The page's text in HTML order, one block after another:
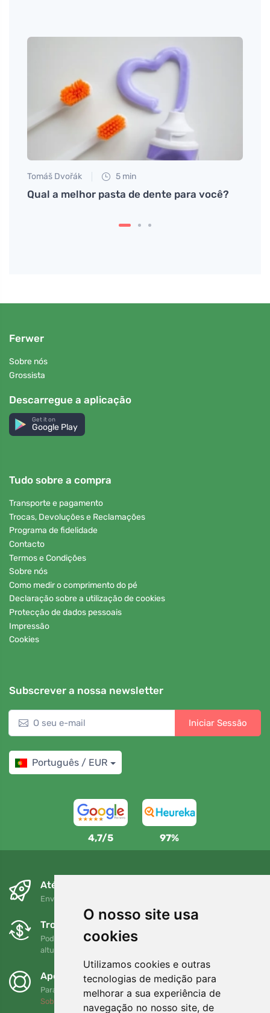
O nosso site usa
cookies
Utilizamos cookies e outras
tecnologias de medição para
melhorar a sua experiência de
navegação no nosso site, de
Tomáš Dvořák 5 min
Qual a melhor pasta de dente para você?
Ferwer
Sobre nós
Grossista
Descarregue a aplicação
Get it on
Google Play
Tudo sobre a compra
Transporte e pagamento
Trocas, Devoluções e Reclamações
Programa de fidelidade
Contacto
Termos e Condições
Sobre nós
Como medir o comprimento do pé
Declaração sobre a utilização de cookies
Protecção de dados pessoais
Impressão
Cookies
Subscrever a nossa newsletter
Iniciar Sessão
Português / EUR
4,7/5 97%
Até ao dia seguinte e sem custos
Envio gratuito para encomendas superiores a 80 EUR
Trocas e devoluções gratuitas
Pode devolver ou trocar a sua encomenda em qualquer
altura no prazo de 90 dias
Apoiamos a Trees.org
Para cada encomenda plantamos uma árvore! Leia mais
Sobre nós